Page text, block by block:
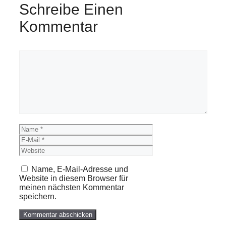
Schreibe Einen
Kommentar
Name
E-
Mail
Website
Name, E-Mail-Adresse und
Website in diesem Browser für
meinen nächsten Kommentar
speichern.